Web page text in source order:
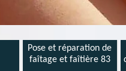
Pose et réparation de
faîtage et faîtière 83